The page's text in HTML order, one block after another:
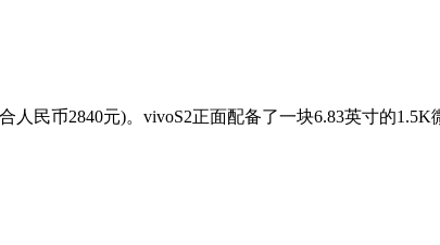
民币2840元)。vivoS2正面配备了一块6.83英寸的1.5K